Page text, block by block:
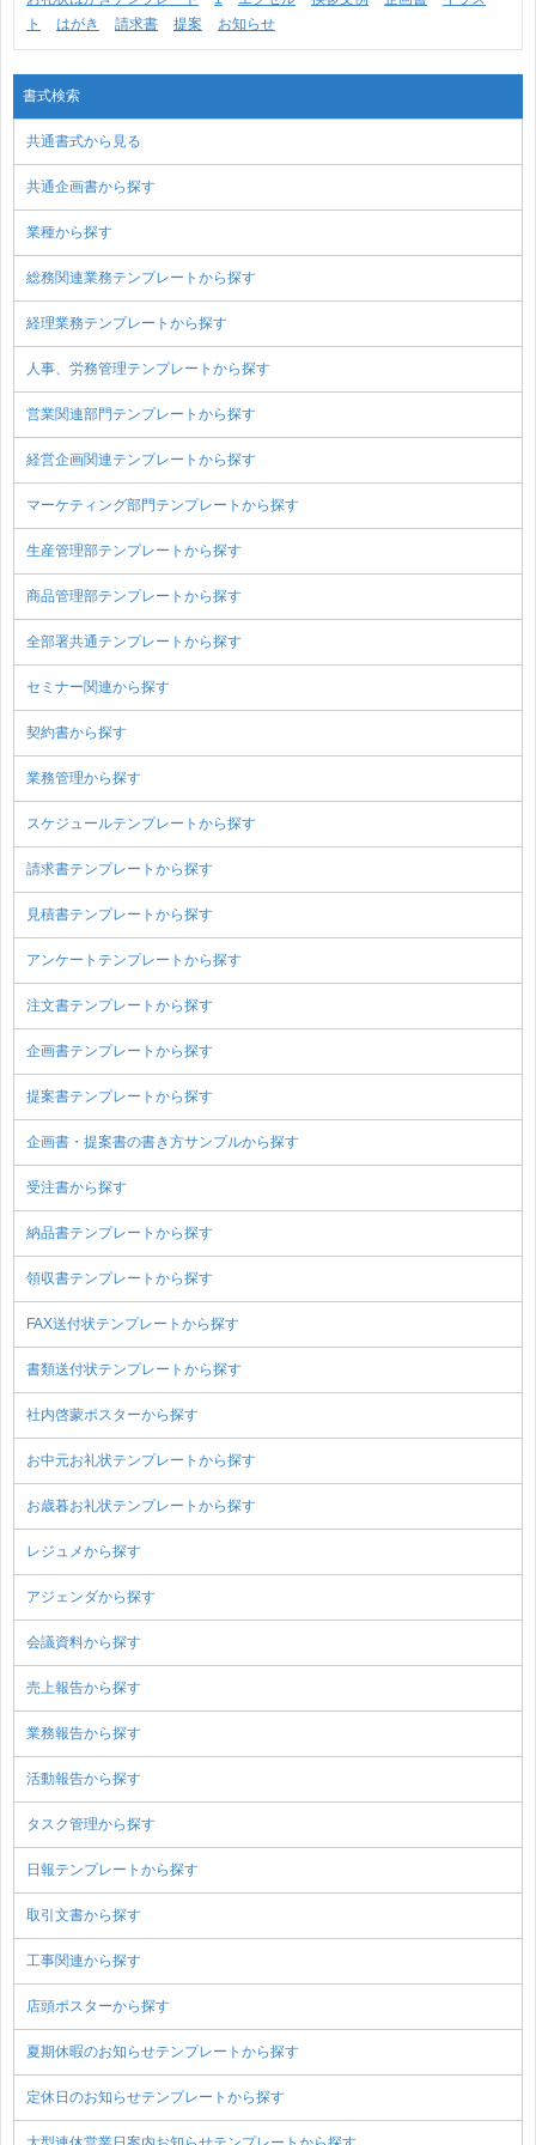
ト
はがき 請求書 提案 お知らせ
書式検索
共通書式から見る
共通企画書から探す
業種から探す
総務関連業務テンプレートから探す
経理業務テンプレートから探す
人事、労務管理テンプレートから探す
営業関連部門テンプレートから探す
経営企画関連テンプレートから探す
マーケティング部門テンプレートから探す
生産管理部テンプレートから探す
商品管理部テンプレートから探す
全部署共通テンプレートから探す
セミナー関連から探す
契約書から探す
業務管理から探す
スケジュールテンプレートから探す
請求書テンプレートから探す
見積書テンプレートから探す
アンケートテンプレートから探す
注文書テンプレートから探す
企画書テンプレートから探す
提案書テンプレートから探す
企画書・提案書の書き方サンプルから探す
受注書から探す
納品書テンプレートから探す
領収書テンプレートから探す
FAX送付状テンプレートから探す
書類送付状テンプレートから探す
社内啓蒙ポスターから探す
お中元お礼状テンプレートから探す
お歳暮お礼状テンプレートから探す
レジュメから探す
アジェンダから探す
会議資料から探す
売上報告から探す
業務報告から探す
活動報告から探す
タスク管理から探す
日報テンプレートから探す
取引文書から探す
工事関連から探す
店頭ポスターから探す
夏期休暇のお知らせテンプレートから探す
定休日のお知らせテンプレートから探す